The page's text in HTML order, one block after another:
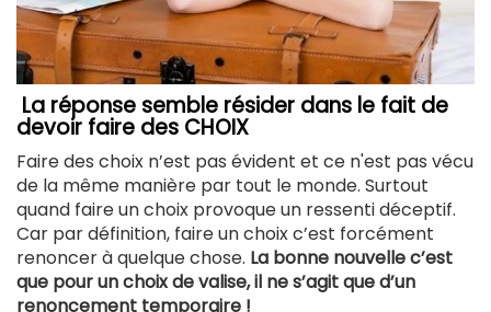
La réponse semble résider dans le fait de
devoir faire des CHOIX
Faire des choix n’est pas évident et ce n'est pas vécu
de la même manière par tout le monde. Surtout
quand faire un choix provoque un ressenti déceptif.
Car par définition, faire un choix c’est forcément
renoncer à quelque chose. La bonne nouvelle c’est
que pour un choix de valise, il ne s’agit que d’un
renoncement temporaire !